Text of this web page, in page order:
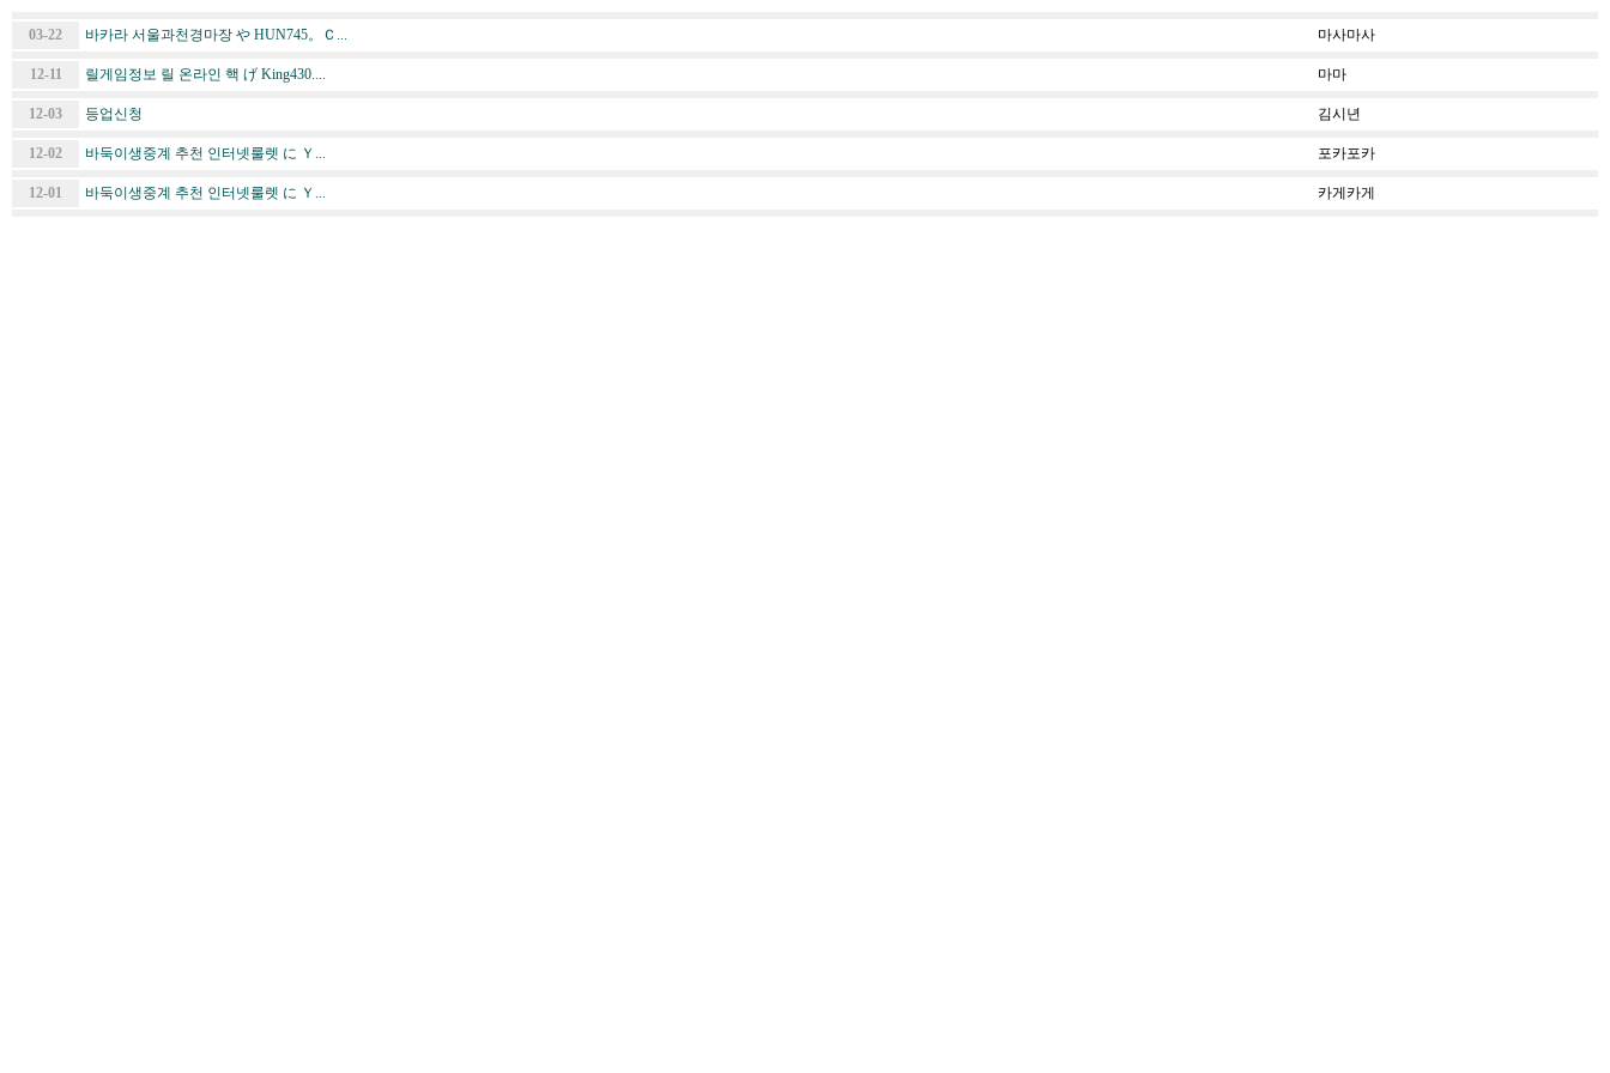
03-22 바카라 서울과천경마장 や HUN745。Ｃ... 마사마사
12-11 릴게임정보 릴 온라인 핵 げ King430.... 마마
12-03 등업신청 김시년
12-02 바둑이생중계 추천 인터넷룰렛 に Ｙ... 포카포카
12-01 바둑이생중계 추천 인터넷룰렛 に Ｙ... 카게카게